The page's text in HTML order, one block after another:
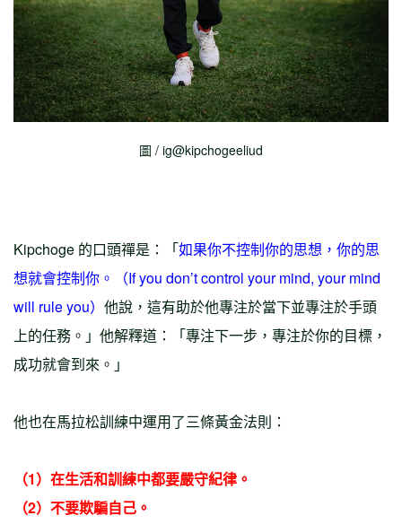
圖 / ig@kipchogeeliud
Kipchoge 的口頭禪是：「如果你不控制你的思想，你的思
想就會控制你。（If you don’t control your mind, your mind
will rule you） 他說，這有助於他專注於當下並專注於手頭
上的任務。」他解釋道：「專注下一步，專注於你的目標，
成功就會到來。」
他也在馬拉松訓練中運用了三條黃金法則：
（1）在生活和訓練中都要嚴守紀律。
（2）不要欺騙自己。